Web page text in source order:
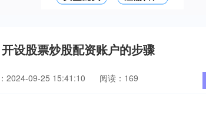
设股票炒股配资账户的步骤
2024-09-25 15:41:10 阅读：169